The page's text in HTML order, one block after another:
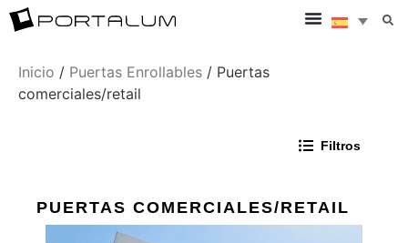
Inicio / Puertas Enrollables / Puertas
comerciales/retail
Filtros
PUERTAS COMERCIALES/RETAIL